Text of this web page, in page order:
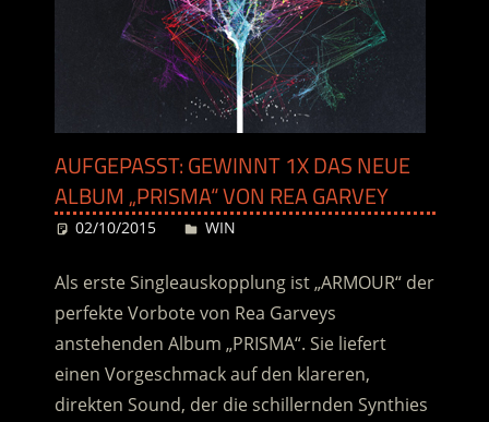
AUFGEPASST: GEWINNT 1X DAS NEUE
ALBUM „PRISMA“ VON REA GARVEY
02/10/2015 Desiree
WIN
Als erste Singleauskopplung ist „ARMOUR“ der
perfekte Vorbote von Rea Garveys
anstehenden Album „PRISMA“. Sie liefert
einen Vorgeschmack auf den klareren,
direkten Sound, der die schillernden Synthies